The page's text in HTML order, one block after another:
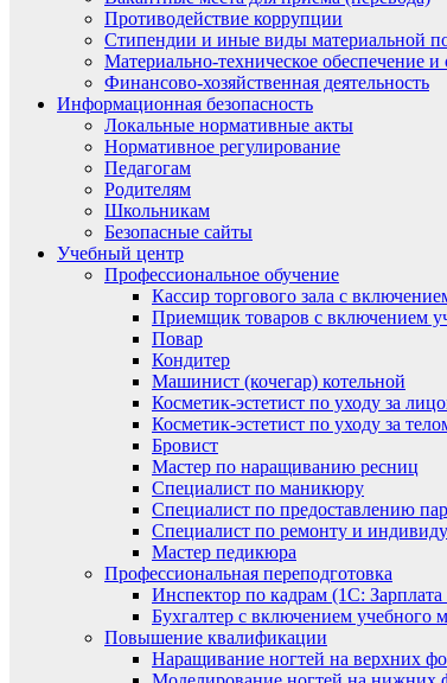
Противодействие коррупции
Стипендии и иные виды материальной
Материально-техническое обеспечение и
Финансово-хозяйственная деятельность
Информационная безопасность
Локальные нормативные акты
Нормативное регулирование
Педагогам
Родителям
Школьникам
Безопасные сайты
Учебный центр
Профессиональное обучение
Кассир торгового зала с
Приемщик товаров с включением
Повар
Кондитер
Машинист (кочегар) котельной
Косметик-эстетист по уходу за
Косметик-эстетист по уходу за
Бровист
Мастер по наращиванию ресниц
Специалист по маникюру
Специалист по предоставлению
Специалист по ремонту и
Мастер педикюра
Профессиональная переподготовка
Инспектор по кадрам (1С:
Бухгалтер с включением учебного
Повышение квалификации
Наращивание ногтей на верхних